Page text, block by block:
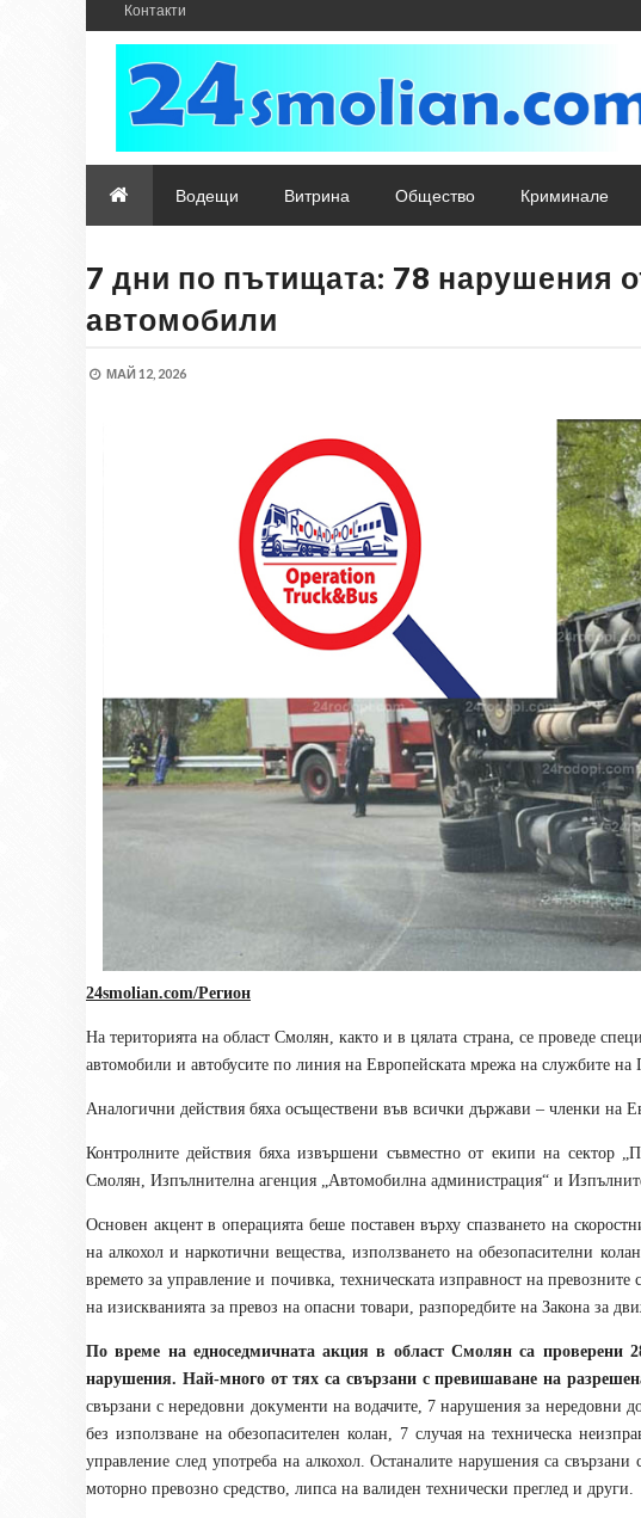
Контакти
Водещи Витрина Общество Криминале
7 дни по пътищата: 78 нарушения
автомобили
МАЙ 12, 2026
24smolian.com/Регион
На територията на област Смолян, както и в цялата страна, се проведе
автомобили и автобусите по линия на Европейската мрежа на службите
Аналогични действия бяха осъществени във всички държави – членки на
Контролните действия бяха извършени съвместно от екипи на
Смолян, Изпълнителна агенция „Автомобилна администрация“ и
Основен акцент в операцията беше поставен върху спазването на
на алкохол и наркотични вещества, използването на обезопасителни
времето за управление и почивка, техническата изправност на превозните
на изискванията за превоз на опасни товари, разпоредбите на Закона за
По време на едноседмичната акция в област Смолян са проверени
нарушения. Най-много от тях са свързани с превишаване на
свързани с нередовни документи на водачите, 7 нарушения за нередовни
без използване на обезопасителен колан, 7 случая на техническа
управление след употреба на алкохол. Останалите нарушения са
моторно превозно средство, липса на валиден технически преглед и други.